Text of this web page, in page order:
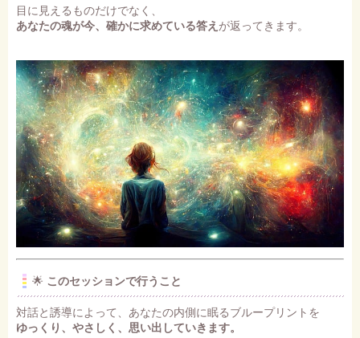
目に見えるものだけでなく、
あなたの魂が今、確かに求めている答え が返ってきます。
🌟 このセッションで行うこと
対話と誘導によって、あなたの内側に眠るブループリントを
ゆっくり、やさしく、思い出していきます。